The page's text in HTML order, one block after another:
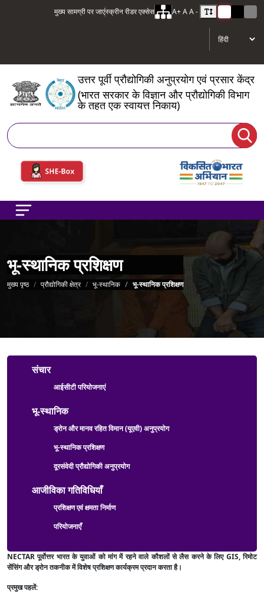
मुख्य सामग्री पर जाएंस्क्रीन रीडर एक्सेस A+AA -
उत्तर पूर्वी प्रौद्योगिकी अनुप्रयोग एवं प्रसार केंद्र
(भारत सरकार के विज्ञान और प्रौद्योगिकी विभाग
के तहत एक स्वायत्त निकाय)
खोज
भू-स्थानिक प्रशिक्षण
पग चिन्ह
मुख्य पृष्ठ प्रौद्योगिकी क्षेत्र भू-स्थानिक भू-स्थानिक प्रशिक्षण
Technology Sector Menu
संचार
आईसीटी परियोजनाएं
भू-स्थानिक
ड्रोन और मानव रहित विमान (यूएवी) अनुप्रयोग
भू-स्थानिक प्रशिक्षण
दूरसंवेदी प्रौद्योगिकी अनुप्रयोग
आजीविका गतिविधियाँ
प्रशिक्षण एवं क्षमता निर्माण
परियोजनाएँ
NECTAR पूर्वोत्तर भारत के युवाओं को मांग में रहने वाले कौशलों से लैस करने के लिए GIS, रिमोट
सेंसिंग और ड्रोन तकनीक में विशेष प्रशिक्षण कार्यक्रम प्रदान करता है।
प्रमुख पहलें: